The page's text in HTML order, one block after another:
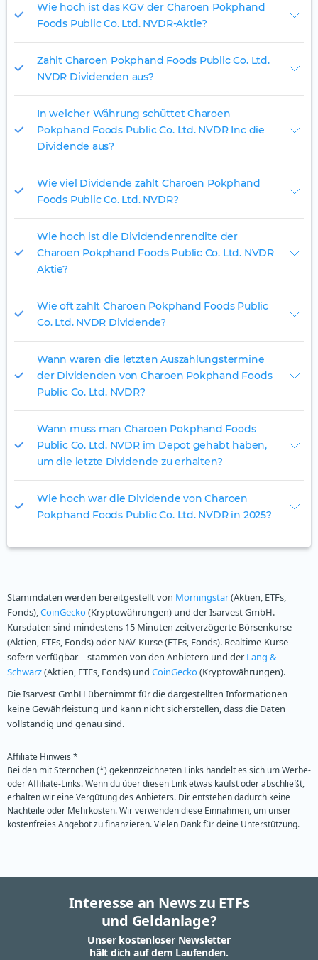
Wie hoch ist das KGV der Charoen Pokphand
Foods Public Co. Ltd. NVDR-Aktie?
Zahlt Charoen Pokphand Foods Public Co. Ltd.
NVDR Dividenden aus?
In welcher Währung schüttet Charoen
Pokphand Foods Public Co. Ltd. NVDR Inc die
Dividende aus?
Wie viel Dividende zahlt Charoen Pokphand
Foods Public Co. Ltd. NVDR?
Wie hoch ist die Dividendenrendite der
Charoen Pokphand Foods Public Co. Ltd. NVDR
Aktie?
Wie oft zahlt Charoen Pokphand Foods Public
Co. Ltd. NVDR Dividende?
Wann waren die letzten Auszahlungstermine
der Dividenden von Charoen Pokphand Foods
Public Co. Ltd. NVDR?
Wann muss man Charoen Pokphand Foods
Public Co. Ltd. NVDR im Depot gehabt haben,
um die letzte Dividende zu erhalten?
Wie hoch war die Dividende von Charoen
Pokphand Foods Public Co. Ltd. NVDR in 2025?
Stammdaten werden bereitgestellt von Morningstar(Aktien, ETFs,
Fonds),CoinGecko(Kryptowährungen) und der Isarvest GmbH.
Kursdaten sind mindestens 15 Minuten zeitverzögerte Börsenkurse
(Aktien, ETFs, Fonds) oder NAV-Kurse (ETFs, Fonds). Realtime-Kurse –
sofern verfügbar – stammen von den Anbietern und der Lang &
Schwarz(Aktien, ETFs, Fonds) und CoinGecko(Kryptowährungen).
Die Isarvest GmbH übernimmt für die dargestellten Informationen
keine Gewährleistung und kann nicht sicherstellen, dass die Daten
vollständig und genau sind.
Affiliate Hinweis *
Bei den mit Sternchen (*) gekennzeichneten Links handelt es sich um Werbe-
oder Affiliate-Links. Wenn du über diesen Link etwas kaufst oder abschließt,
erhalten wir eine Vergütung des Anbieters. Dir entstehen dadurch keine
Nachteile oder Mehrkosten. Wir verwenden diese Einnahmen, um unser
kostenfreies Angebot zu finanzieren. Vielen Dank für deine Unterstützung.
Interesse an News zu ETFs
und Geldanlage?
Unser kostenloser Newsletter
hält dich auf dem Laufenden.